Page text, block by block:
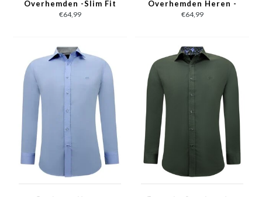
Overhemden -Slim Fit
Blouse Stretch - Grijs
€64,99
Overhemden Heren -
Slim Fit Blouse
Stretch - Blauw
€64,99